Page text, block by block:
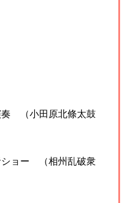
（小田原北條太鼓
ョー （相州乱破衆